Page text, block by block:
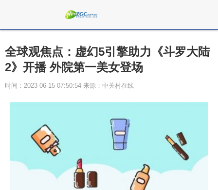
全球观焦点：虚幻5引擎助力《斗罗大陆
2》开播 外院第一美女登场
时间：2023-06-15 07:50:54 来源：中关村在线